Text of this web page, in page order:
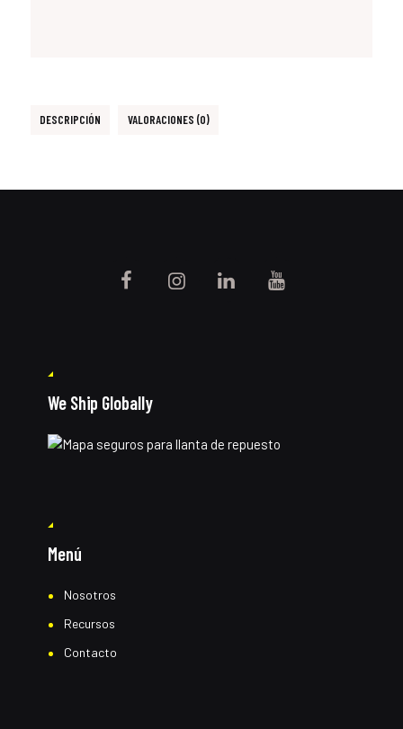
DESCRIPCIÓN VALORACIONES (0)
We Ship Globally
Menú
Nosotros
Recursos
Contacto